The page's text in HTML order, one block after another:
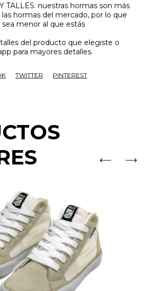
TALLES: nuestras hormas son más
hormas del mercado, por lo que
menor al que estás
del producto que elegiste o
para mayores detalles.
TWITTER PINTEREST